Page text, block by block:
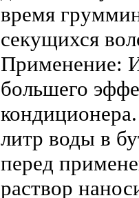
время
секущихся
Применение:
большего
литр воды в
перед
раствор